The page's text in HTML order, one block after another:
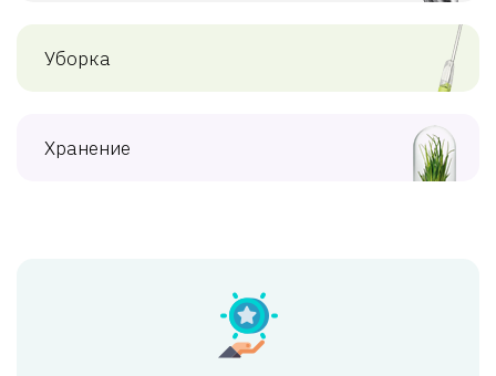
Уборка
Хранение